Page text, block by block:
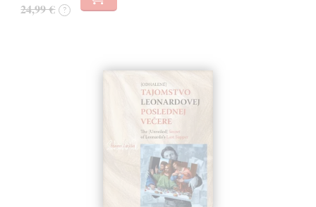
24,99 € ?